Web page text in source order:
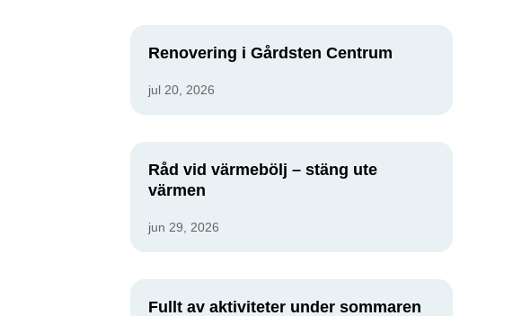
Renovering i Gårdsten Centrum
jul 20, 2026
Råd vid värmebölj – stäng ute
värmen
jun 29, 2026
Fullt av aktiviteter under sommaren